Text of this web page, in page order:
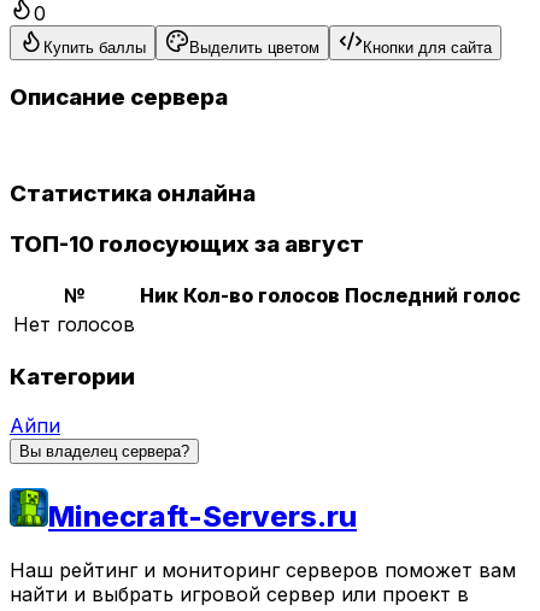
0
Купить баллы Выделить цветом Кнопки для сайта
Описание сервера
Статистика онлайна
ТОП-10 голосующих за август
№ Ник Кол-во голосов Последний голос
Нет голосов
Категории
Айпи
Вы владелец сервера?
Minecraft-Servers.ru
Наш рейтинг и мониторинг серверов поможет вам
найти и выбрать игровой сервер или проект в